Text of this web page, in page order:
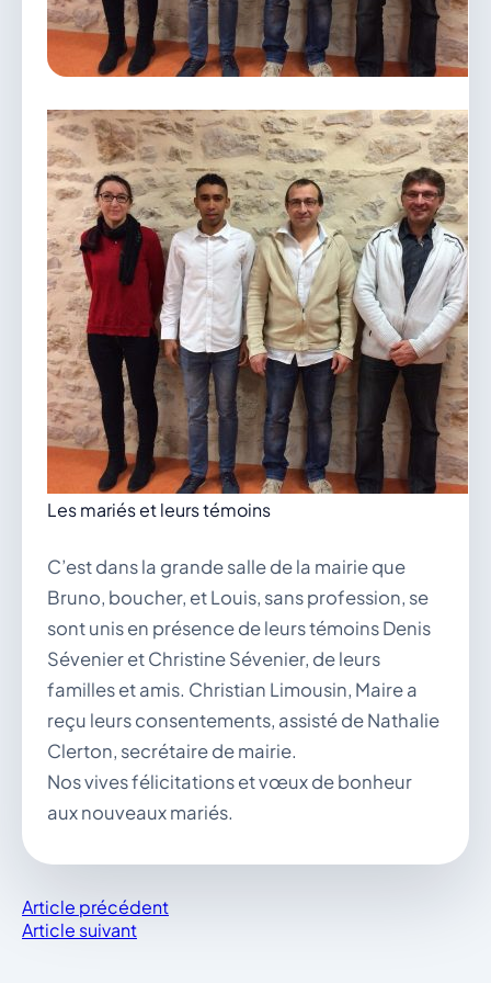
vous.
04 74 38 22 78
mairie@douvres.fr
140 Place de la Babillière, 01500 Douvres
Contacter la mairie
Le guichet des associations
publier une annonce
Les mariés et leurs témoins
C’est dans la grande salle de la mairie que
Bruno, boucher, et Louis, sans profession, se
sont unis en présence de leurs témoins Denis
Sévenier et Christine Sévenier, de leurs
familles et amis. Christian Limousin, Maire a
reçu leurs consentements, assisté de Nathalie
Clerton, secrétaire de mairie.
Nos vives félicitations et vœux de bonheur
aux nouveaux mariés.
Article précédent
Article suivant